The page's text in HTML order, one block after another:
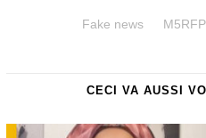
Fake news M5RFP
CECI VA AUSSI